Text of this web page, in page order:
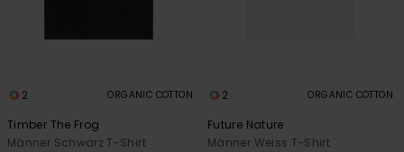
2 ORGANIC COTTON
Timber The Frog
Männer Schwarz T-Shirt
2 ORGANIC COTTON
Future Nature
Männer Weiss T-Shirt